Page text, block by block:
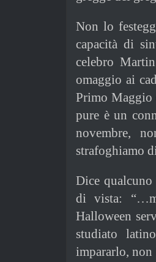
Non lo
capacità di
celebro
omaggio ai
Primo Maggio
pure è un
novembre,
strafoghiamo
Dice qualcuno
di vista:
Halloween
studiato
impararlo, non